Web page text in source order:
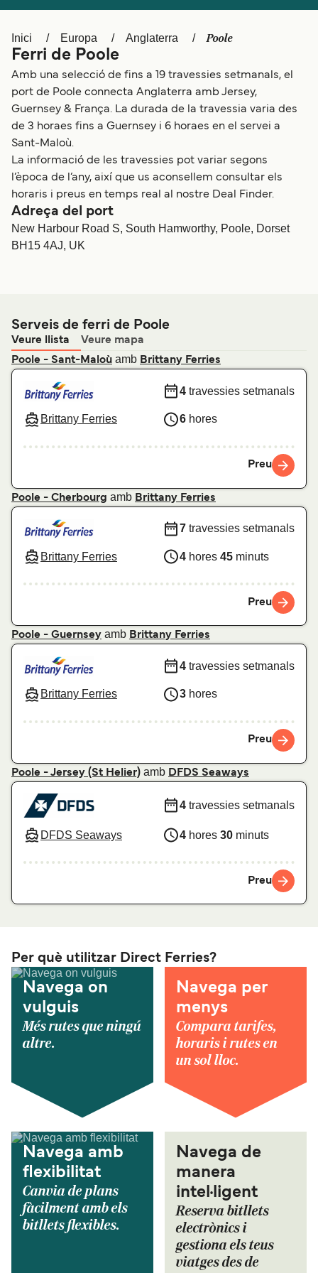
Україна
المغرب Maroc (FR)
Inici Europa Anglaterra Poole
Ferri de Poole
Amb una selecció de fins a 19 travessies setmanals, el
port de Poole connecta Anglaterra amb Jersey,
Guernsey & França. La durada de la travessia varia des
de 3 horaes fins a Guernsey i 6 horaes en el servei a
Sant-Maloù.
La informació de les travessies pot variar segons
l’època de l’any, així que us aconsellem consultar els
horaris i preus en temps real al nostre Deal Finder.
Adreça del port
New Harbour Road S, South Hamworthy, Poole, Dorset
BH15 4AJ, UK
Serveis de ferri de Poole
Veure llista
Veure mapa
Poole - Sant-Maloù amb Brittany Ferries
Brittany Ferries
4 travessies setmanals
6 hores
Preu
Poole - Cherbourg amb Brittany Ferries
Brittany Ferries
7 travessies setmanals
4 hores 45 minuts
Preu
Poole - Guernsey amb Brittany Ferries
Brittany Ferries
4 travessies setmanals
3 hores
Preu
Poole - Jersey (St Helier) amb DFDS Seaways
DFDS Seaways
4 travessies setmanals
4 hores 30 minuts
Preu
Per què utilitzar Direct Ferries?
Navega on
vulguis
Més rutes que ningú
altre.
Navega per
menys
Compara tarifes,
horaris i rutes en
un sol lloc.
Navega amb
flexibilitat
Canvia de plans
fàcilment amb els
bitllets flexibles.
Navega de
manera
intel·ligent
Reserva bitllets
electrònics i
gestiona els teus
viatges des de